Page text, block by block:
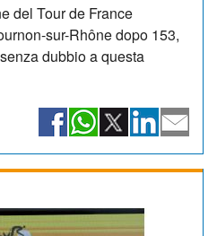
del Tour de France
sur-Rhône dopo 153,
dubbio a questa